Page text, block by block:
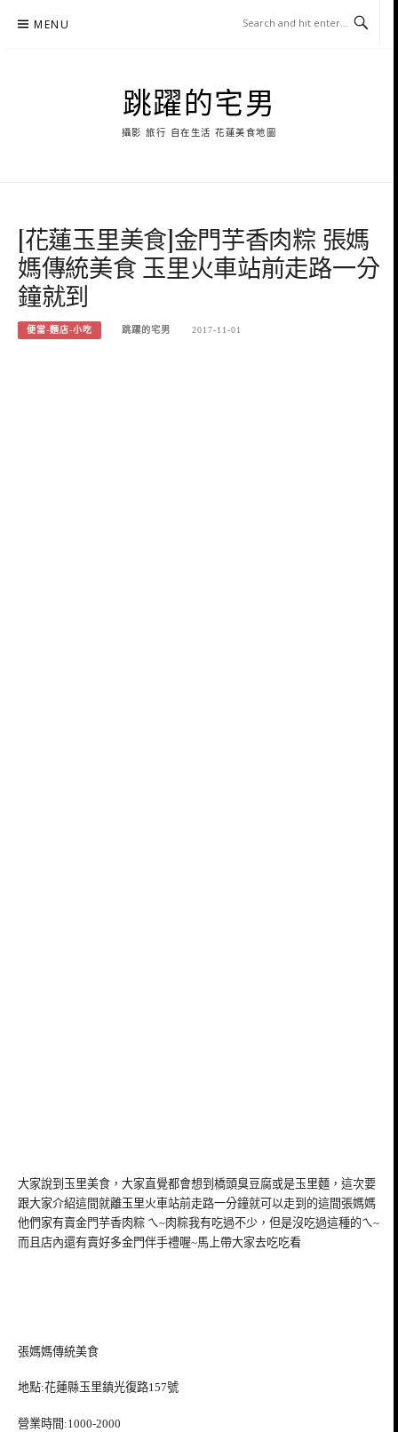
MENU
跳躍的宅男
攝影 旅行 自在生活 花蓮美食地圖
[花蓮玉里美食]金門芋香肉粽 張媽
媽傳統美食 玉里火車站前走路一分
鐘就到
便當-麵店-小吃 跳躍的宅男 2017-11-01
大家說到玉里美食，大家直覺都會想到橋頭臭豆腐或是玉里麵，這次要
跟大家介紹這間就離玉里火車站前走路一分鐘就可以走到的這間張媽媽
他們家有賣金門芋香肉粽 ㄟ~肉粽我有吃過不少，但是沒吃過這種的ㄟ~
而且店內還有賣好多金門伴手禮喔~馬上帶大家去吃吃看
張媽媽傳統美食
地點:花蓮縣玉里鎮光復路157號
營業時間:1000-2000